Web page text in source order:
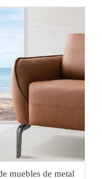
muebles de metal